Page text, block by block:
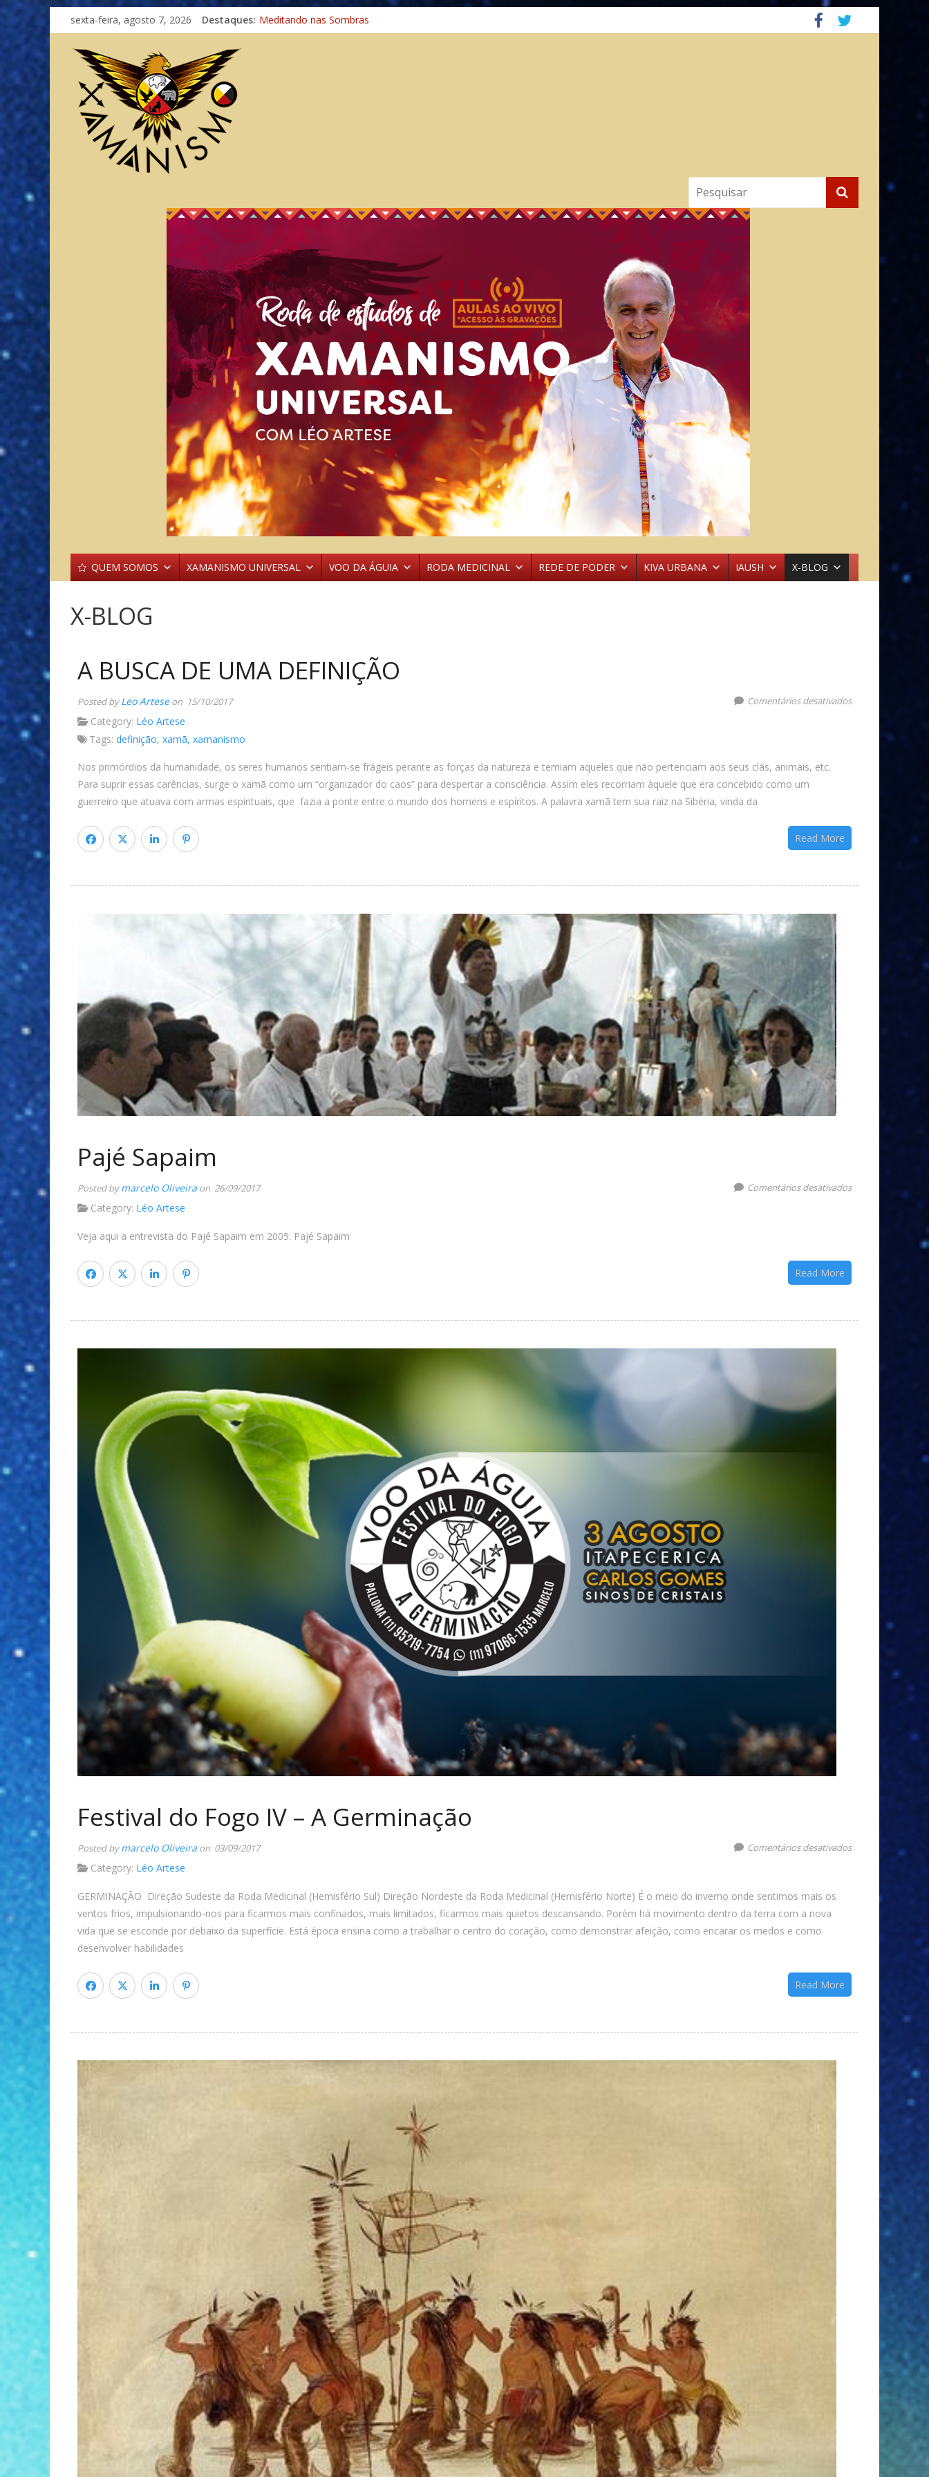
sexta-feira, agosto 7, 2026 Destaques: Meditando nas Sombras
Autosuficiência: A Jornada do Espírito Ancestral
QUEM SOMOS XAMANISMO UNIVERSAL VOO DA ÁGUIA RODA MEDICINAL REDE DE PODER KIVA URBANA IAUSH X-BLOG
X-BLOG
A BUSCA DE UMA DEFINIÇÃO
Posted byLeo Arteseon 15/10/2017 Comentários desativados
Category: Léo Artese
Tags: definição, xamã, xamanismo
Nos primórdios da humanidade, os seres humanos sentiam-se frágeis perante as forças da natureza e temiam aqueles que não pertenciam aos seus clãs, animais, etc.
Para suprir essas carências, surge o xamã como um “organizador do caos” para despertar a consciência. Assim eles recorriam àquele que era concebido como um
guerreiro que atuava com armas espirituais, que fazia a ponte entre o mundo dos homens e espíritos. A palavra xamã tem sua raiz na Sibéria, vinda da
Read More
Pajé Sapaim
Posted bymarcelo Oliveira on 26/09/2017 Comentários desativados
Category: Léo Artese
Veja aqui a entrevista do Pajé Sapaim em 2005: Pajé Sapaim
Read More
Festival do Fogo IV – A Germinação
Posted bymarcelo Oliveira on 03/09/2017 Comentários desativados
Category: Léo Artese
GERMINAÇÃO Direção Sudeste da Roda Medicinal (Hemisfério Sul) Direção Nordeste da Roda Medicinal (Hemisfério Norte) É o meio do inverno onde sentimos mais os
ventos frios, impulsionando-nos para ficarmos mais confinados, mais limitados, ficarmos mais quietos descansando. Porém há movimento dentro da terra com a nova
vida que se esconde por debaixo da superfície. Está época ensina como a trabalhar o centro do coração, como demonstrar afeição, como encarar os medos e como
desenvolver habilidades
Read More